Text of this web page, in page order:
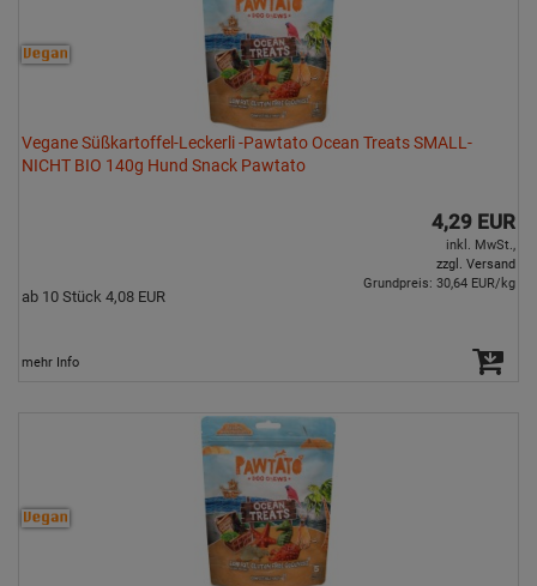
Vegane Süßkartoffel-Leckerli -Pawtato Ocean Treats SMALL-
NICHT BIO 140g Hund Snack Pawtato
4,29 EUR
inkl. MwSt.,
zzgl. Versand
ab 10 Stück 4,08 EUR
Grundpreis: 30,64 EUR/kg
mehr Info